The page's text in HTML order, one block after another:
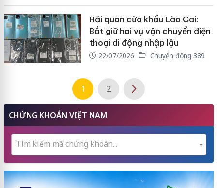
Hải quan cửa khẩu Lào Cai:
Bắt giữ hai vụ vận chuyển điện
thoại di động nhập lậu
22/07/2026 Chuyển động 389
1 2
CHỨNG KHOÁN VIỆT NAM
Tìm kiếm mã chứng khoán...